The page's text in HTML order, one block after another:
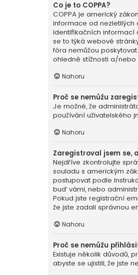
Co je to COPPA?
COPPA je americký
informace od nezletilých
identifikačních informací
se to týká webové
fóra nemůžou
ohledně stížnosti a/nebo
Nahoru
Proč se nemůžu
Je možné, že
používání uživatelského
Nahoru
Zaregistroval jsem se,
Nejdříve zkontrolujte
souladu s americkým
postupovat podle
buď vámi, nebo
Pokud jste registrační
že jste zadali správnou
Nahoru
Proč se nemůžu
Existuje několik důvodů,
abyste se ujistili, že jste